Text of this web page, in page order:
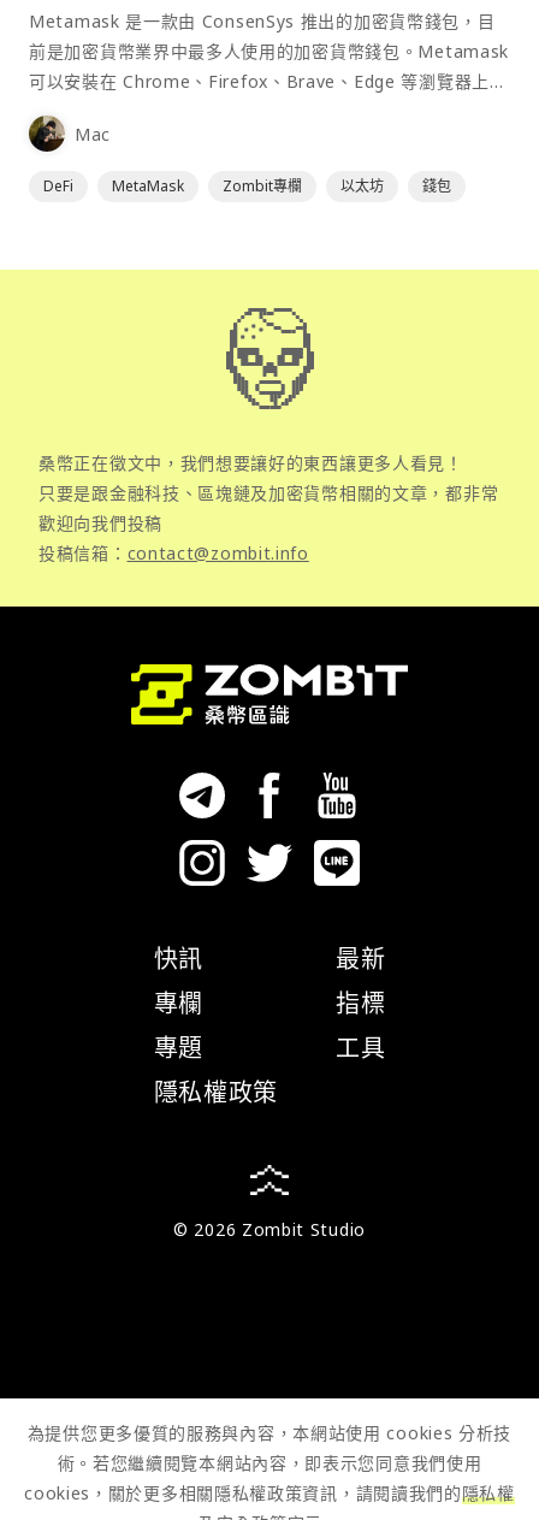
Metamask 是一款由 ConsenSys 推出的加密貨幣錢包，目
前是加密貨幣業界中最多人使用的加密貨幣錢包。Metamask
可以安裝在 Chrome、Firefox、Brave、Edge 等瀏覽器上作
為插件使用，具備許多功能且使用上非常方便。
Mac
DeFi MetaMask Zombit專欄 以太坊 錢包
桑幣正在徵文中，我們想要讓好的東西讓更多人看見！
只要是跟金融科技、區塊鏈及加密貨幣相關的文章，都非常
歡迎向我們投稿
投稿信箱： contact@zombit.info
快訊
專欄
專題
隱私權政策
最新
指標
工具
© 2026 Zombit Studio
為提供您更多優質的服務與內容，本網站使用 cookies 分析技
術。若您繼續閱覽本網站內容，即表示您同意我們使用
cookies，關於更多相關隱私權政策資訊，請閱讀我們的隱私權